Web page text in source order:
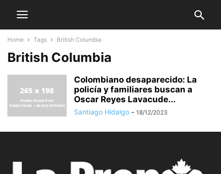
Home Tags British Columbia
British Columbia
Colombiano desaparecido: La
policía y familiares buscan a
Oscar Reyes Lavacude...
Santiago Hidalgo - 18/12/2023